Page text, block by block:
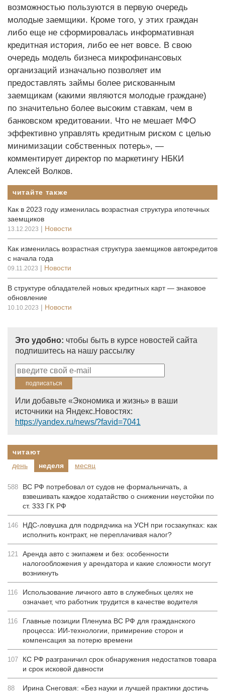
возможностью пользуются в первую очередь
молодые заемщики. Кроме того, у этих граждан
либо еще не сформировалась информативная
кредитная история, либо ее нет вовсе. В свою
очередь модель бизнеса микрофинансовых
организаций изначально позволяет им
предоставлять займы более рискованным
заемщикам (какими являются молодые граждане)
по значительно более высоким ставкам, чем в
банковском кредитовании. Что не мешает МФО
эффективно управлять кредитным риском с целью
минимизации собственных потерь», —
комментирует директор по маркетингу НБКИ
Алексей Волков.
читайте также
Как в 2023 году изменилась возрастная структура ипотечных
заемщиков
13.12.2023 | Новости
Как изменилась возрастная структура заемщиков автокредитов
с начала года
09.11.2023 | Новости
В структуре обладателей новых кредитных карт — знаковое
обновление
10.10.2023 | Новости
Это удобно: чтобы быть в курсе новостей сайта
подпишитесь на нашу рассылку
Или добавьте «Экономика и жизнь» в ваши
источники на Яндекс.Новостях:
https://yandex.ru/news/?favid=7041
читают
день
неделя месяц
588
ВС РФ потребовал от судов не формальничать, а
взвешивать каждое ходатайство о снижении неустойки по
ст. 333 ГК РФ
146
НДС-ловушка для подрядчика на УСН при госзакупках: как
исполнить контракт, не переплачивая налог?
121 Аренда авто с экипажем и без: особенности
налогообложения у арендатора и какие сложности могут
возникнуть
116
Использование личного авто в служебных целях не
означает, что работник трудится в качестве водителя
116
Главные позиции Пленума ВС РФ для гражданского
процесса: ИИ-технологии, примирение сторон и
компенсация за потерю времени
107
КС РФ разграничил срок обнаружения недостатков товара
и срок исковой давности
88 Ирина Снеговая: «Без науки и лучшей практики достичь